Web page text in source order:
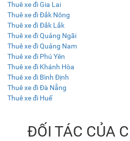
Thuê xe đi Gia Lai
Thuê xe đi Đắk Nông
Thuê xe đi Đắk Lắk
Thuê xe đi Quảng Ngãi
Thuê xe đi Quảng Nam
Thuê xe đi Phú Yên
Thuê xe đi Khánh Hòa
Thuê xe đi Bình Định
Thuê xe đi Đà Nẵng
Thuê xe đi Huế
ĐỐI TÁC CỦA